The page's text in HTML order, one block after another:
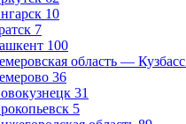
10
7
100
область — Кузбасс
36
31
5